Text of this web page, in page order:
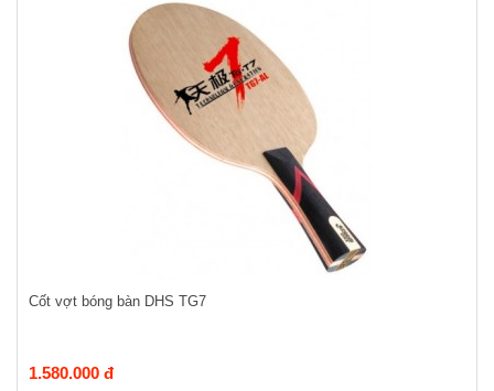
Cốt vợt bóng bàn DHS TG7
1.580.000 đ